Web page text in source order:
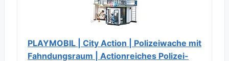
PLAYMOBIL | City Action | Polizeiwache mit
Fahndungsraum | Actionreiches Polizei-